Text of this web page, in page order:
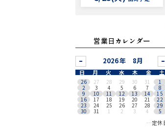
営業日カレンダー
8月
日 月 火 水 木 金 土
26 27 28 29 30 31
1
2
3 4 5 6 7
8
9
10 11 12 13 14
15
16
17 18 19 20 21
22
23
24 25 26 27 28
29
30
31 1 2 3 4 5
…定休